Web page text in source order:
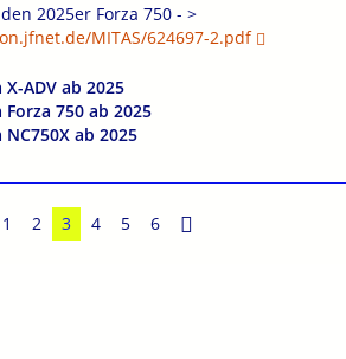
2025er Forza 750 - >
MITAS/624697-2.pdf
ADV ab 2025
750 ab 2025
ab 2025
1 2 3 4 5 6